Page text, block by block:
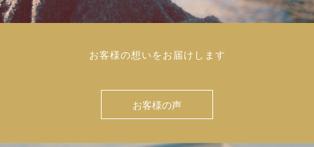
お客様の想いをお届けします
お客様の声